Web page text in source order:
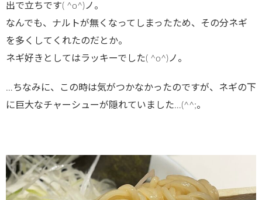
出で立ちです( ^o^)ノ。
なんでも、ナルトが無くなってしまったため、その分ネギ
を多くしてくれたのだとか。
ネギ好きとしてはラッキーでした( ^o^)ノ。
…ちなみに、この時は気がつかなかったのですが、ネギの下
に巨大なチャーシューが隠れていました…(^^;。